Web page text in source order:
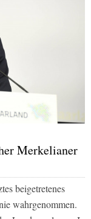
Merkelianer
beigetretenes
wahrgenommen.